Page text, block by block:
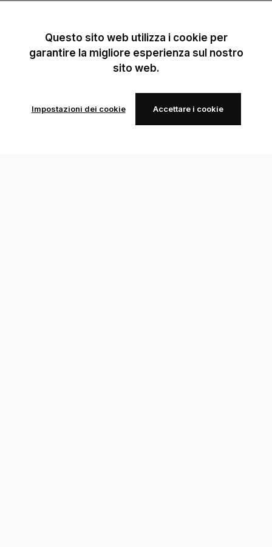
Questo sito web utilizza i cookie per
garantire la migliore esperienza sul nostro
sito web.
Impostazioni dei cookie Accettare i cookie